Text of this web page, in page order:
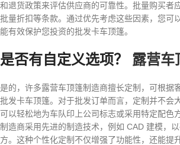
和退货政策来评估供应商的可靠性。批量购买者
批量折扣等条款。通过优先考虑这些因素，您可
能有效保护您投资的批发卡车顶篷。
是否有自定义选项？ 露营车
是的，许多露营车顶篷制造商擅长定制，可根据
批发卡车顶篷。对于批发订单而言，定制并不会
可以轻松地为车队印上公司标志或采用特定配色
制造商采用先进的制造技术，例如 CAD 建模，
方。这种个性化定制不仅增强了功能性，还能提